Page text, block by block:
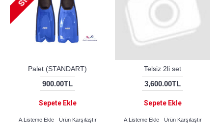
Palet (STANDART)
900.00TL
Sepete Ekle
A.Listeme Ekle Ürün Karşılaştır
Telsiz 2li set
3,600.00TL
Sepete Ekle
A.Listeme Ekle Ürün Karşılaştır